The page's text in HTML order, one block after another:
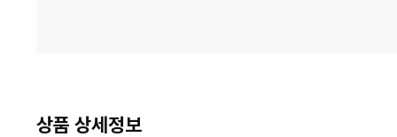
상품 상세정보